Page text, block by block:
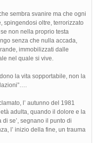
sembra svanire ma che ogni
spingendosi oltre, terrorizzato
non nella proprio testa
senza che nulla accada,
immobilizzati dalle
nel quale si vive.
la vita sopportabile, non la
l’ autunno del 1981
adulta, quando il dolore e la
se’, segnano il punto di
l’ inizio della fine, un trauma